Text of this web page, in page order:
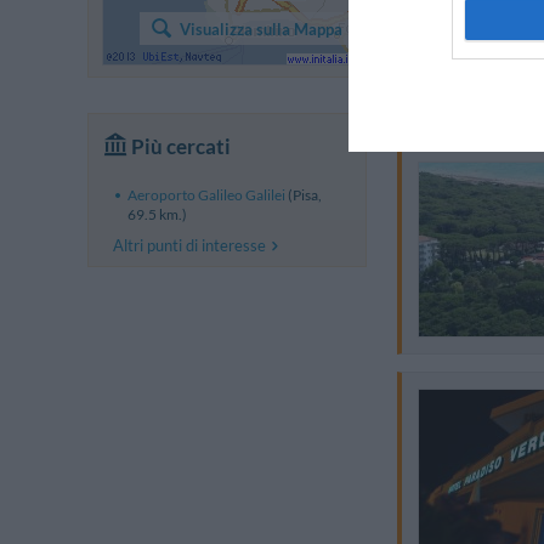
Visualizza sulla Mappa
Più cercati
Aeroporto Galileo Galilei (Pisa,
69.5 km.)
Altri punti di interesse